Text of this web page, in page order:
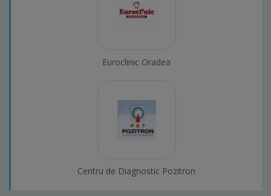
Euroclinic Oradea
Centru de Diagnostic Pozitron